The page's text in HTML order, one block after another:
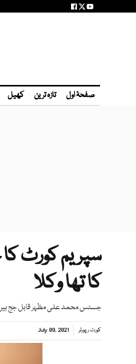
صفحۂ اول تازہ ترین کھیل
سپریم کورٹ
کا تھا وکلا
جسٹس محمد علی مظہر قابل جج ہیں
کورٹ رپورٹر July 09, 2021